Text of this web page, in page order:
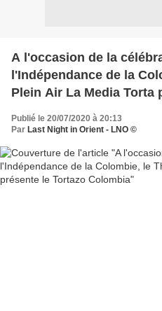
A l'occasion de la
l'Indépendance de la
Plein Air La Media Torta
Publié le 20/07/2020 à 20:13
Par Last Night in Orient - LNO ©